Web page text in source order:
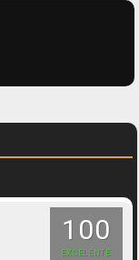
100
EXCELENTE